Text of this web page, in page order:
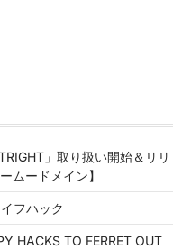
」取り扱い開始＆リリ
ムードメイン】
フハック
HACKS TO FERRET OUT